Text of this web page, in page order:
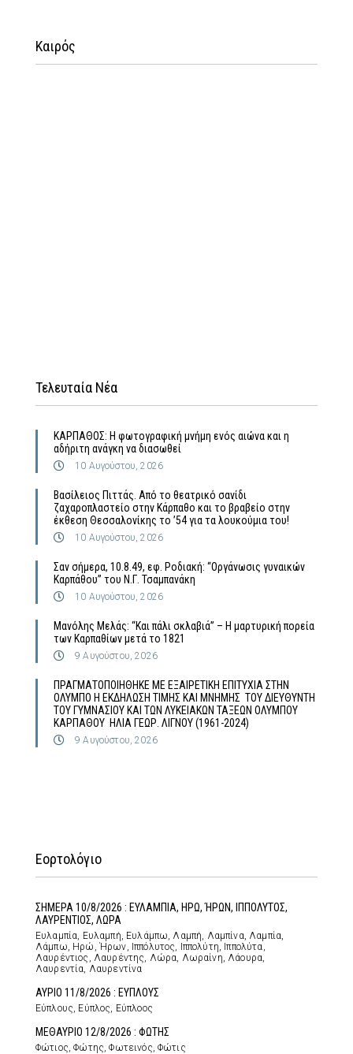
Καιρός
Τελευταία Νέα
ΚΑΡΠΑΘΟΣ: Η φωτογραφική μνήμη ενός αιώνα και η
αδήριτη ανάγκη να διασωθεί
10 Αυγούστου, 2026
Βασίλειος Πιττάς. Από το θεατρικό σανίδι
ζαχαροπλαστείο στην Κάρπαθο και το βραβείο στην
έκθεση Θεσσαλονίκης το ’54 για τα λουκούμια του!
10 Αυγούστου, 2026
Σαν σήμερα, 10.8.49, εφ. Ροδιακή: “Οργάνωσις γυναικών
Καρπάθου” του Ν.Γ. Τσαμπανάκη
10 Αυγούστου, 2026
Μανόλης Μελάς: “Και πάλι σκλαβιά” – Η μαρτυρική πορεία
των Καρπαθίων μετά το 1821
9 Αυγούστου, 2026
ΠΡΑΓΜΑΤΟΠΟΙΗΘΗΚΕ ΜΕ ΕΞΑΙΡΕΤΙΚΗ ΕΠΙΤΥΧΙΑ ΣΤΗΝ
ΟΛΥΜΠΟ Η ΕΚΔΗΛΩΣΗ ΤΙΜΗΣ ΚΑΙ ΜΝΗΜΗΣ ΤΟΥ ΔΙΕΥΘΥΝΤΗ
ΤΟΥ ΓΥΜΝΑΣΙΟΥ ΚΑΙ ΤΩΝ ΛΥΚΕΙΑΚΩΝ ΤΑΞΕΩΝ ΟΛΥΜΠΟΥ
ΚΑΡΠΑΘΟΥ ΗΛΙΑ ΓΕΩΡ. ΛΙΓΝΟΥ (1961-2024)
9 Αυγούστου, 2026
Εορτολόγιο
ΣΗΜΕΡΑ 10/8/2026 : ΕΥΛΑΜΠΙΑ, ΗΡΩ, ΉΡΩΝ, ΙΠΠΟΛΥΤΟΣ,
ΛΑΥΡΕΝΤΙΟΣ, ΛΩΡΑ
Ευλαμπία, Ευλαμπή, Ευλάμπω, Λαμπή, Λαμπίνα, Λαμπία,
Λάμπω, Ηρώ, Ήρων, Ιππόλυτος, Ιππολύτη, Ιππολύτα,
Λαυρέντιος, Λαυρέντης, Λώρα, Λωραίνη, Λάουρα,
Λαυρεντία, Λαυρεντίνα
ΑΥΡΙΟ 11/8/2026 : ΕΥΠΛΟΥΣ
Εύπλους, Εύπλος, Εύπλοος
ΜΕΘΑΥΡΙΟ 12/8/2026 : ΦΩΤΗΣ
Φώτιος, Φώτης, Φωτεινός, Φώτις